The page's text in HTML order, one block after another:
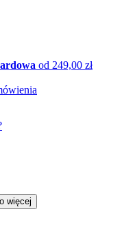
od 249,00 zł